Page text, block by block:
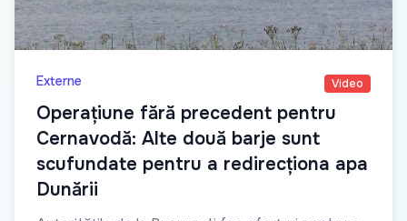
Externe Video
Operațiune fără precedent pentru
Cernavodă: Alte două barje sunt
scufundate pentru a redirecționa apa
Dunării